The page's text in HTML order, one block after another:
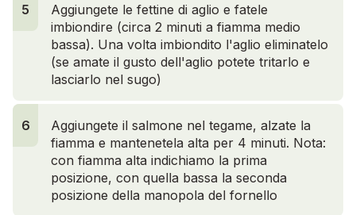
5
Aggiungete le fettine di aglio e fatele
imbiondire (circa 2 minuti a fiamma medio
bassa). Una volta imbiondito l'aglio eliminatelo
(se amate il gusto dell'aglio potete tritarlo e
lasciarlo nel sugo)
6
Aggiungete il salmone nel tegame, alzate la
fiamma e mantenetela alta per 4 minuti. Nota:
con fiamma alta indichiamo la prima
posizione, con quella bassa la seconda
posizione della manopola del fornello